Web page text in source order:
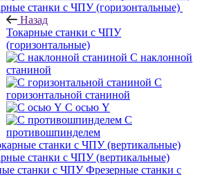
станки с ЧПУ (горизонтальные)
Назад
Токарные станки с ЧПУ
(горизонтальные)
С наклонной
станиной
С
горизонтальной станиной
С осью Y
С
противошпинделем
станки с ЧПУ (вертикальные)
Фрезерные станки с